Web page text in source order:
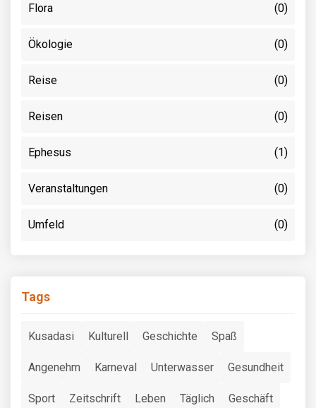
Flora (0)
Ökologie (0)
Reise (0)
Reisen (0)
Ephesus (1)
Veranstaltungen (0)
Umfeld (0)
Tags
Kusadasi Kulturell Geschichte Spaß
Angenehm Karneval Unterwasser Gesundheit
Sport Zeitschrift Leben Täglich Geschäft